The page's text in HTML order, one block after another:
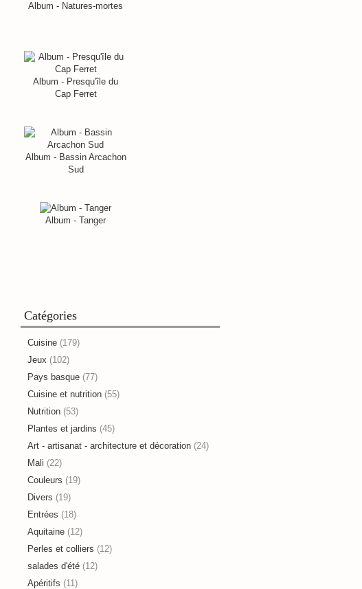
Album - Natures-mortes
Album - Presqu'île du
Cap Ferret
Album - Bassin Arcachon
Sud
Album - Tanger
Catégories
Cuisine (179)
Jeux (102)
Pays basque (77)
Cuisine et nutrition (55)
Nutrition (53)
Plantes et jardins (45)
Art - artisanat - architecture et décoration (24)
Mali (22)
Couleurs (19)
Divers (19)
Entrées (18)
Aquitaine (12)
Perles et colliers (12)
salades d'été (12)
Apéritifs (11)